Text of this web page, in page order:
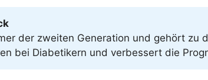
der zweiten Generation und gehört
bei Diabetikern und verbessert die